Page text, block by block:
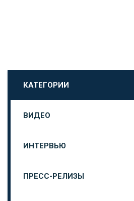
КАТЕГОРИИ
ВИДЕО
ИНТЕРВЬЮ
ПРЕСС-РЕЛИЗЫ